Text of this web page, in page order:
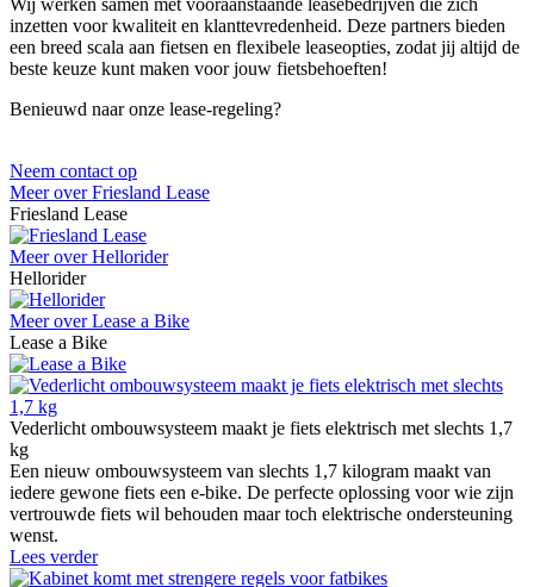
inzetten voor kwaliteit en klanttevredenheid. Deze partners bieden
een breed scala aan fietsen en flexibele leaseopties, zodat jij altijd de
beste keuze kunt maken voor jouw fietsbehoeften!
Benieuwd naar onze lease-regeling?
Neem contact op
Meer over Friesland Lease
Friesland Lease
Meer over Hellorider
Hellorider
Meer over Lease a Bike
Lease a Bike
Vederlicht ombouwsysteem maakt je fiets elektrisch met slechts 1,7
kg
Een nieuw ombouwsysteem van slechts 1,7 kilogram maakt van
iedere gewone fiets een e-bike. De perfecte oplossing voor wie zijn
vertrouwde fiets wil behouden maar toch elektrische ondersteuning
wenst.
Lees verder